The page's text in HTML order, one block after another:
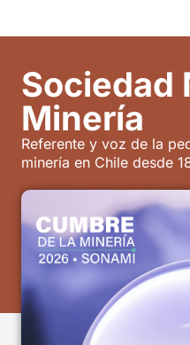
Sociedad
Minería
Referente y voz de la
minería en Chile desde